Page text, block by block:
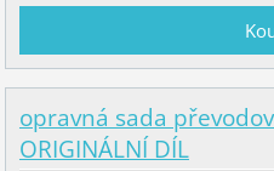
opravná sada
ORIGINÁLNÍ DÍL